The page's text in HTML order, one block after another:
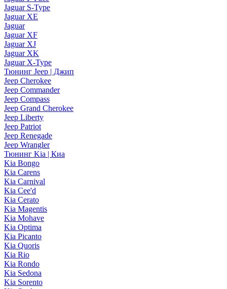
Jaguar S-Type
Jaguar XE
Jaguar
Jaguar XF
Jaguar XJ
Jaguar XK
Jaguar X-Type
Тюнинг Jeep | Джип
Jeep Cherokee
Jeep Commander
Jeep Compass
Jeep Grand Cherokee
Jeep Liberty
Jeep Patriot
Jeep Renegade
Jeep Wrangler
Тюнинг Kia | Киа
Kia Bongo
Kia Carens
Kia Carnival
Kia Cee'd
Kia Cerato
Kia Magentis
Kia Mohave
Kia Optima
Kia Picanto
Kia Quoris
Kia Rio
Kia Rondo
Kia Sedona
Kia Sorento